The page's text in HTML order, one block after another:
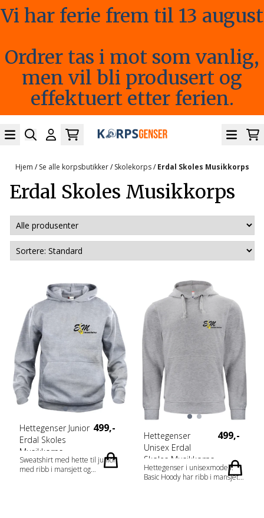
Hopp til innhold
Vi har ferie frem til 13 august
Ordrer tas i mot som vanlig,
men vil bli produsert og
effektuert etter ferien.
Hjem /Se alle korpsbutikker/Skolekorps/Erdal Skoles Musikkorps
Erdal Skoles Musikkorps
Hettegenser Junior
Erdal Skoles
Musikkorps
499,-
Sweatshirt med hette til junior
med ribb i mansjett og
Hettegenser
Unisex Erdal
Skoles Musikkorps
499,-
Hettegenser i unisexmodell.
Basic Hoody har ribb i mansjett